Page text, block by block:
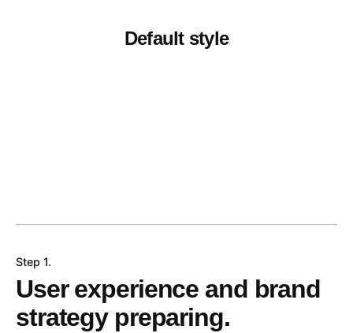
Default style
Step 1.
User experience and brand
strategy preparing.